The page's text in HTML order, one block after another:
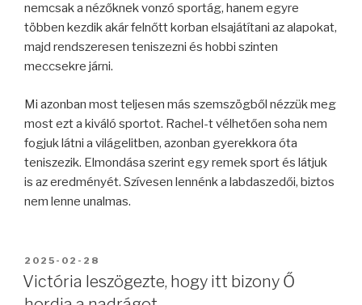
nemcsak a nézőknek vonzó sportág, hanem egyre
többen kezdik akár felnőtt korban elsajátítani az alapokat,
majd rendszeresen teniszezni és hobbi szinten
meccsekre járni.
Mi azonban most teljesen más szemszögből nézzük meg
most ezt a kiváló sportot. Rachel-t vélhetően soha nem
fogjuk látni a világelitben, azonban gyerekkora óta
teniszezik. Elmondása szerint egy remek sport és látjuk
is az eredményét. Szívesen lennénk a labdaszedői, biztos
nem lenne unalmas.
BEKÜLDVE:
2025-02-28
Victória leszögezte, hogy itt bizony Ő